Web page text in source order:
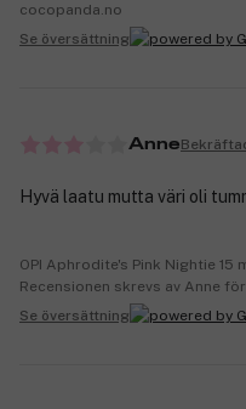
cocopanda.no
Se översättning
Anne
Hyvä laatu mutta väri oli
OPI Aphrodite's Pink Nightie 15
Recensionen skrevs av Anne
Se översättning